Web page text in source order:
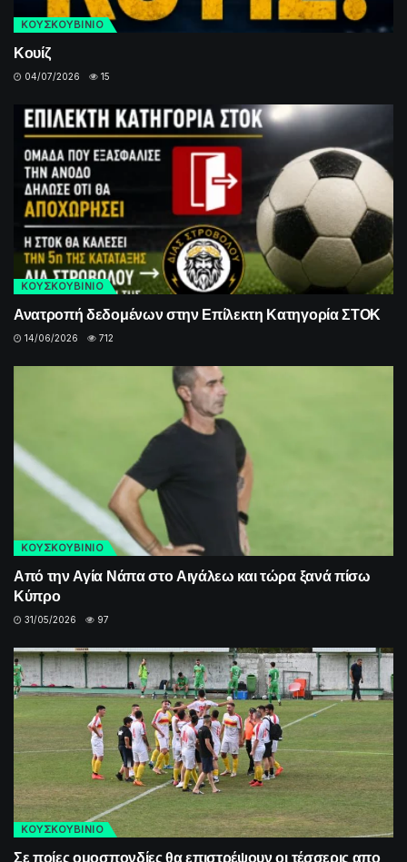
ΚΟΥΣΚΟΥΒΙΝΙΟ
Κουίζ
04/07/2026 15
ΚΟΥΣΚΟΥΒΙΝΙΟ
Ανατροπή δεδομένων στην Επίλεκτη Κατηγορία ΣΤΟΚ
14/06/2026 712
ΚΟΥΣΚΟΥΒΙΝΙΟ
Από την Αγία Νάπα στο Αιγάλεω και τώρα ξανά πίσω
Κύπρο
31/05/2026 97
ΚΟΥΣΚΟΥΒΙΝΙΟ
Σε ποίες ομοσπονδίες θα επιστρέψουν οι τέσσερις απο